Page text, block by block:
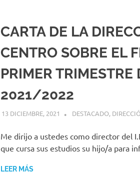
CARTA DE LA
CENTRO SOBRE EL
PRIMER TRIMESTRE
2021/2022
13 DICIEMBRE, 2021 MIGUEL RUÍZ
DESTACADO,
Me dirijo a ustedes como director del
que cursa sus estudios su hijo/a para
LEER MÁS